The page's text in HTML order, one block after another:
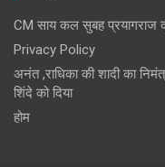
CM साय कल सुबह प्रयागराज
Privacy Policy
अनंत ,राधिका की शादी का
शिंदे को दिया
होम